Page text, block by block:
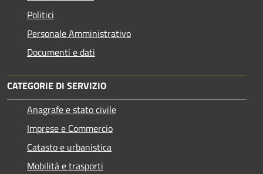
Politici
Personale Amministrativo
Documenti e dati
CATEGORIE DI SERVIZIO
Anagrafe e stato civile
Imprese e Commercio
Catasto e urbanistica
Mobilità e trasporti